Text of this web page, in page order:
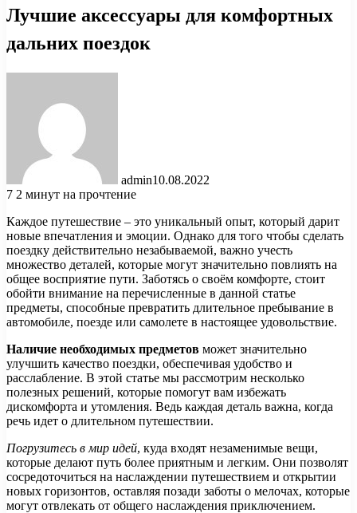
Лучшие аксессуары для комфортных
дальних поездок
admin10.08.2022
7 2 минут на прочтение
Каждое путешествие – это уникальный опыт, который дарит
новые впечатления и эмоции. Однако для того чтобы сделать
поездку действительно незабываемой, важно учесть
множество деталей, которые могут значительно повлиять на
общее восприятие пути. Заботясь о своём комфорте, стоит
обойти внимание на перечисленные в данной статье
предметы, способные превратить длительное пребывание в
автомобиле, поезде или самолете в настоящее удовольствие.
Наличие необходимых предметов может значительно
улучшить качество поездки, обеспечивая удобство и
расслабление. В этой статье мы рассмотрим несколько
полезных решений, которые помогут вам избежать
дискомфорта и утомления. Ведь каждая деталь важна, когда
речь идет о длительном путешествии.
Погрузитесь в мир идей, куда входят незаменимые вещи,
которые делают путь более приятным и легким. Они позволят
сосредоточиться на наслаждении путешествием и открытии
новых горизонтов, оставляя позади заботы о мелочах, которые
могут отвлекать от общего наслаждения приключением.